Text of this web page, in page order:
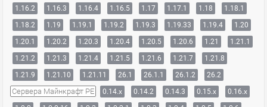
1.16.2
1.16.3 1.16.4 1.16.5 1.17 1.17.1 1.18
1.18.1
1.18.2
1.19 1.19.1 1.19.2 1.19.3 1.19.33 1.19.4
1.20
1.20.1
1.20.2 1.20.3 1.20.4 1.20.5 1.20.6 1.21
1.21.1
1.21.2
1.21.3 1.21.4 1.21.5 1.21.6 1.21.7
1.21.8
1.21.9
1.21.10 1.21.11 26.1 26.1.1 26.1.2 26.2
Сервера Майнкрафт PE 0.14.x 0.14.2 0.14.3 0.15.x
0.16.x